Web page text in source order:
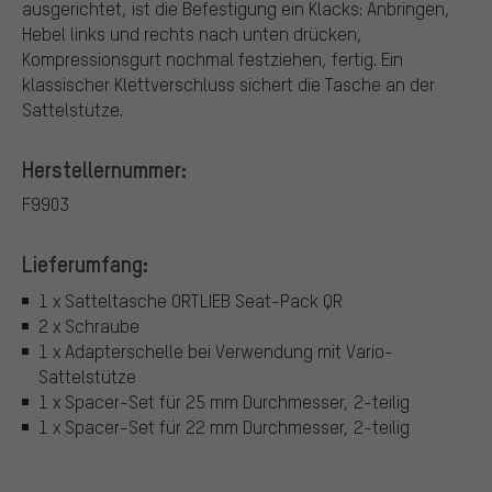
ausgerichtet, ist die Befestigung ein Klacks: Anbringen,
Hebel links und rechts nach unten drücken,
Kompressionsgurt nochmal festziehen, fertig. Ein
klassischer Klettverschluss sichert die Tasche an der
Sattelstütze.
Herstellernummer:
F9903
Lieferumfang:
1 x Satteltasche ORTLIEB Seat-Pack QR
2 x Schraube
1 x Adapterschelle bei Verwendung mit Vario-
Sattelstütze
1 x Spacer-Set für 25 mm Durchmesser, 2-teilig
1 x Spacer-Set für 22 mm Durchmesser, 2-teilig